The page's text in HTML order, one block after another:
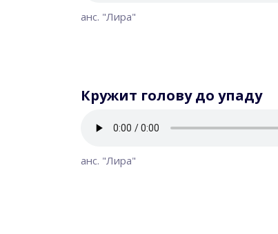
анс. "Лира"
Кружит голову до упаду
анс. "Лира"